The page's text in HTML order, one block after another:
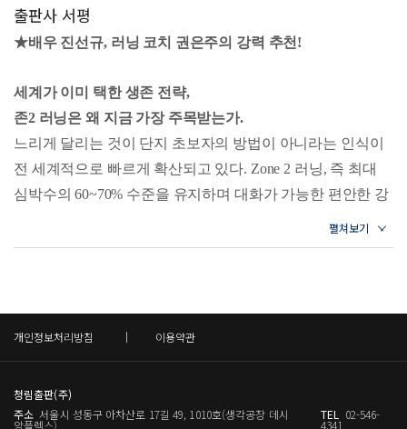
3장. 달리기를 자동화하는 환경 설계법
4장. 나는 달리는 사람이다: 정체성이 습관을 완성하는 법
7장. 에너지 설계의 기술: 지치지 않는 사람들의 비밀
8장. 나를 읽는 시간: 기록으로 습관을 완성하다
9장. 365일 달리는 사람들의 날씨 대응 매뉴얼
원리
1장. 몸의 속도계를 읽는 기술: 평생 엔진 존2 관리법
5장. 예전 같지 않다고 느낄 때, 50대 러너 생존 지침
6장. 인생 후반전의 페이스메이커: 60대, 다시 시작하는 용기
7장. AI와 달리기: 100세까지 함께 달리는 디지털 코치
9장. 러닝 커뮤니티의 힘: 함께 더 오래
10장. 혼자 달리는 힘: 100세까지 이어지는 지속의 기술
일본에선 ‘니코니코 페이스(웃을 수 있는 속도)’라는 말이 널
리 알려진 표현으로 자리 잡았고, 영국에서 시작한 파크런은
았다. 목표는 기록이 아니라 ‘함께 완주’이다.
걷거나, 천천히 달리거나, 중간에 서서 사진을 찍어도 아무도
눈치 주지 않는 분위기다. 북미와 유럽의 운동 커뮤니티에서
는 최대 심박수의 약 60~70% 구간을 달리는 방식인 ‘존2’라
는 말이 낯설지 않다. _50쪽 '세계가 택한 생존 전략: 존2 러닝
방해하지 않는 습관이다. 몸이 앞으로 이어지려는 흐름을 가
로막지 않고, 불필요한 힘을 덜어내는 습관. 그 습관이 자리
잡으면, 몸은 알아서 가장 효율적인 자세를 찾아낸다. _91쪽
'좋은 자세는 '만드는' 것이 아니라 '덜어내는 것'‘ 중에서
현재 유튜브 채널 〈마라닉 TV〉를 운영하며 22만 구독자와
함께 러닝 정보를 나누고 있다. ‘마라톤을 피크닉처럼’이라는
끌며 누구나 무리 없이 오래 달릴 수 있는 러닝 문화를 만들
고 있다. 《100세 러닝》은 그가 쌓아온 13년의 실천과 러닝
철학, 그리고 과학적 근거를 집대성한 첫 번째 달리기 실용서
다.
https://www.youtube.com/@maranic_tv
인스타그램: instagram.com/maranic.tv
출판사 서평
★배우 진선규, 러닝 코치 권은주의 강력 추천!
세계가 이미 택한 생존 전략,
존2 러닝은 왜 지금 가장 주목받는가.
느리게 달리는 것이 단지 초보자의 방법이 아니라는 인식이
전 세계적으로 빠르게 확산되고 있다. Zone 2 러닝, 즉 최대
심박수의 60~70% 수준을 유지하며 대화가 가능한 편안한 강
도로 달리는 이 방식은, 오랫동안 엘리트 선수들의 훈련 원칙
이었다. 마라톤 세계 기록 보유자들이 주간 훈련량의 80% 이
포 속 에너지 발전소인 미토콘드리아의 수와 질을 동시에 늘
은 한 번의 펌핑으로 더 많은 혈액을 내보내는 방향으로 성장
하고, 혈관 내벽에서 산화질소가 분비되어 혈류 환경이 개선
개인정보처리방침 이용약관
청림출판(주)
주소 서울시 성동구 아차산로 17길 49, 1010호(생각공장 데시
앙플렉스)
TEL 02-546-
4341